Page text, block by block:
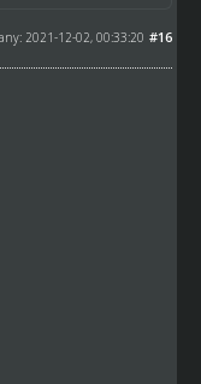
#16
2021-12-02, 00:33:20